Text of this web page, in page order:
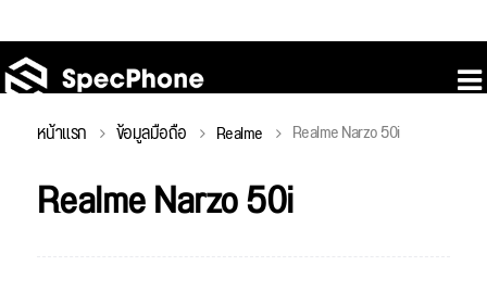
หน้าแรก ข้อมูลมือถือ Realme Realme Narzo 50i
Realme Narzo 50i